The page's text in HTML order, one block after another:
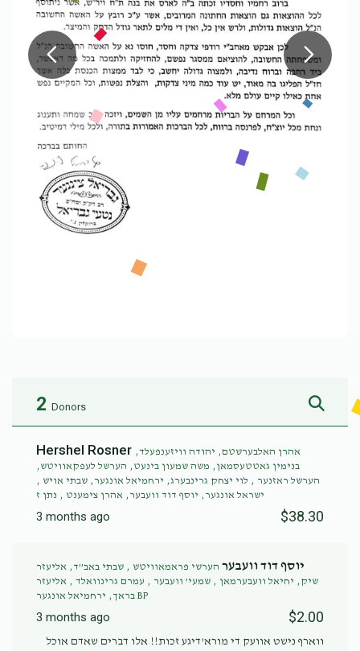
2 Donors
Hershel Rosner אהרן האלבערשטם, יהודה וויזענפעלד,
בנימין גאטטעסמאן, משה שמעון בינעט, הערשל לעפקאוויטש,
הערשל ראזנער , לוי יצחק גרינבערג, ירחמיאל אונגער, שבתי אויש ,
ישראל אונגער, יוסף דוד וועבער, אהרן צימענט , נתן ז
3 months ago $38.30
יוסף דוד וועבער הערשי פראמאוויטש , שבתי באב”ד, אליעזר
שיק, יחיאל וועבערמאן , שמעי’ וועבער , עמרם גרינוואלד , אליעזר
בראך, ירחמיאל אונגער BP
3 months ago $2.00
ווארף נישט אוועק די מורא'דיגע זכות!! אלו דברים שאדם אוכל